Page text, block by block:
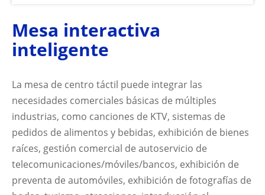
Mesa interactiva
inteligente
La mesa de centro táctil puede integrar las
necesidades comerciales básicas de múltiples
industrias, como canciones de KTV, sistemas de
pedidos de alimentos y bebidas, exhibición de bienes
raíces, gestión comercial de autoservicio de
telecomunicaciones/móviles/bancos, exhibición de
preventa de automóviles, exhibición de fotografías de